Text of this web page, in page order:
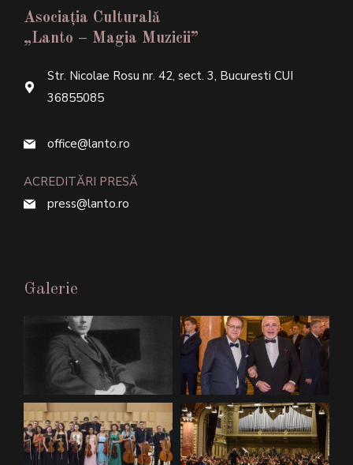
Asociația Culturală
„Lanto – Magia Muzicii”
Str. Nicolae Rosu nr. 42, sect. 3, Bucuresti CUI
36855085
office@lanto.ro
ACREDITĂRI PRESĂ
press@lanto.ro
Galerie